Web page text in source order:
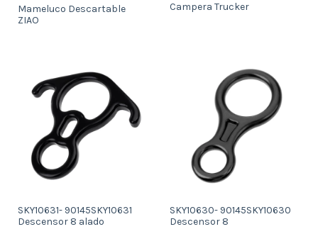
Mameluco Descartable
ZIAO
Campera Trucker
SKY10631- 90145SKY10631
Descensor 8 alado
SKY10630- 90145SKY10630
Descensor 8